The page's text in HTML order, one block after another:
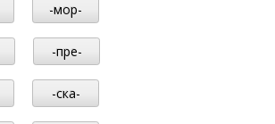
-мор-
-пре-
-ска-